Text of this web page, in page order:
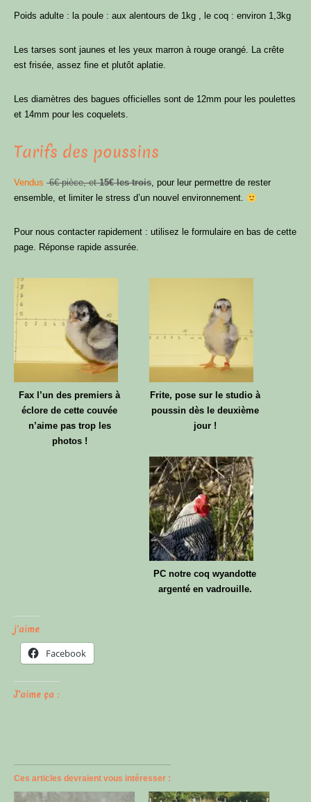
Poids adulte : la poule : aux alentours de 1kg , le coq : environ 1,3kg
Les tarses sont jaunes et les yeux marron à rouge orangé. La crête
est frisée, assez fine et plutôt aplatie.
Les diamètres des bagues officielles sont de 12mm pour les poulettes
et 14mm pour les coquelets.
Tarifs des poussins
Vendus 6€ pièce, et15€ les trois, pour leur permettre de rester
ensemble, et limiter le stress d’un nouvel environnement.
Pour nous contacter rapidement : utilisez le formulaire en bas de cette
page. Réponse rapide assurée.
Fax l’un des premiers à
éclore de cette couvée
n’aime pas trop les
photos !
Frite, pose sur le studio à
poussin dès le deuxième
jour !
PC notre coq wyandotte
argenté en vadrouille.
j'aime
Facebook
J’aime ça :
Ces articles devraient vous intéresser :